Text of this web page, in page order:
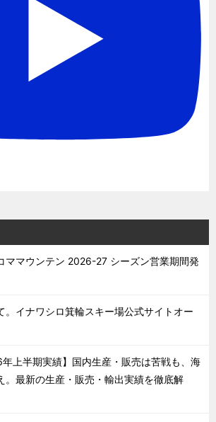
ママウンテン 2026-27 シーズン営業期間発
。イナワシロ箕輪スキー場公式サイトオー
年上半期実績】国内生産・販売は苦戦も、海
。最新の生産・販売・輸出実績を徹底解